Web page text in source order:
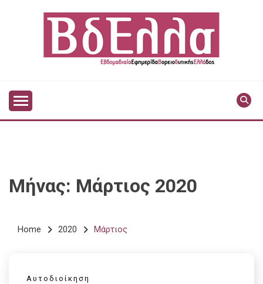
VDELLA
Μήνας: Μάρτιος 2020
Home 2020 Μάρτιος
Αυτοδιοίκηση